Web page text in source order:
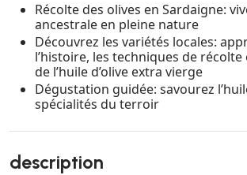
Récolte des olives en Sardaigne:
ancestrale en pleine nature
Découvrez les variétés locales:
l’histoire, les techniques de
de l’huile d’olive extra vierge
Dégustation guidée: savourez
spécialités du terroir
description